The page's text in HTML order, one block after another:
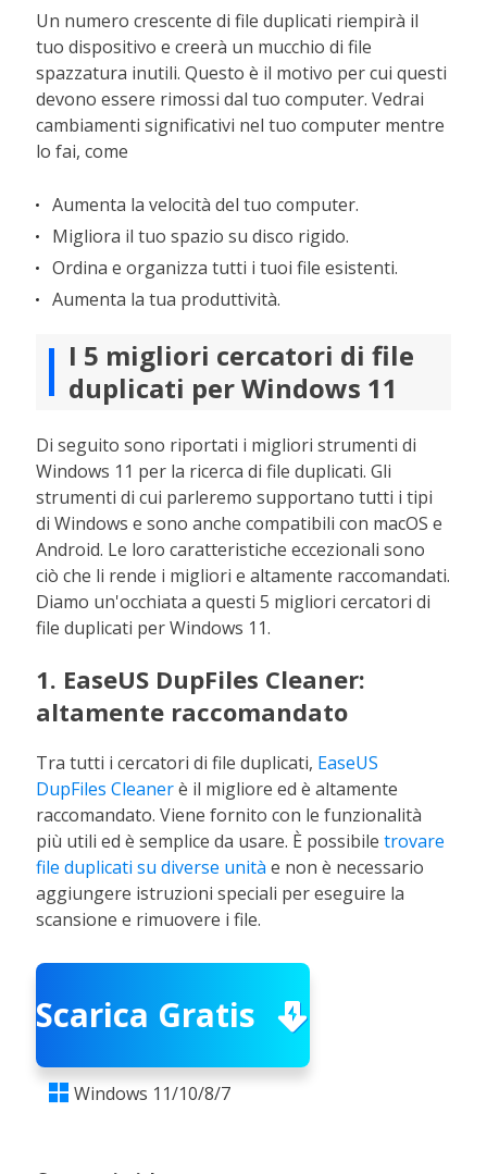
Un numero crescente di file duplicati riempirà il
tuo dispositivo e creerà un mucchio di file
spazzatura inutili. Questo è il motivo per cui questi
devono essere rimossi dal tuo computer. Vedrai
cambiamenti significativi nel tuo computer mentre
lo fai, come
Aumenta la velocità del tuo computer.
Migliora il tuo spazio su disco rigido.
Ordina e organizza tutti i tuoi file esistenti.
Aumenta la tua produttività.
I 5 migliori cercatori di file
duplicati per Windows 11
Di seguito sono riportati i migliori strumenti di
Windows 11 per la ricerca di file duplicati. Gli
strumenti di cui parleremo supportano tutti i tipi
di Windows e sono anche compatibili con macOS e
Android. Le loro caratteristiche eccezionali sono
ciò che li rende i migliori e altamente raccomandati.
Diamo un'occhiata a questi 5 migliori cercatori di
file duplicati per Windows 11.
1. EaseUS DupFiles Cleaner:
altamente raccomandato
Tra tutti i cercatori di file duplicati, EaseUS
DupFiles Cleanerè il migliore ed è altamente
raccomandato. Viene fornito con le funzionalità
più utili ed è semplice da usare. È possibiletrovare
file duplicati su diverse unità e non è necessario
aggiungere istruzioni speciali per eseguire la
scansione e rimuovere i file.
Scarica Gratis
 Windows 11/10/8/7